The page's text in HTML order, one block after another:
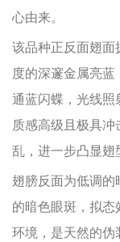
心由来。
该品种正反面翅面
度的深邃金属亮
通蓝闪蝶，光线照
质感高级且极具
乱，进一步凸显翅
翅膀反面为低调的
的暗色眼斑，拟态
环境，是天然的伪